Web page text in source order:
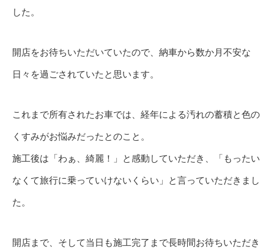
した。
開店をお待ちいただいていたので、納車から数か月不安な
日々を過ごされていたと思います。
これまで所有されたお車では、経年による汚れの蓄積と色の
くすみがお悩みだったとのこと。
施工後は「わぁ、綺麗！」と感動していただき、「もったい
なくて旅行に乗っていけないくらい」と言っていただきまし
た。
開店まで、そして当日も施工完了まで長時間お待ちいただき